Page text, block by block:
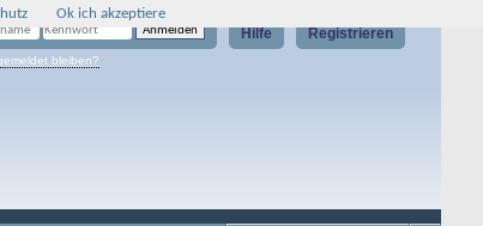
Registrieren
Hilfe
bleiben?
Ok ich akzeptiere